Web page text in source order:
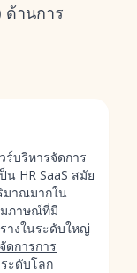
ด้านการ
บริหารจัดการ
HR SaaS สมัย
มาณมากใน
ภาษณ์ที่มี
างในระดับใหญ่
การการ
ะดับโลก